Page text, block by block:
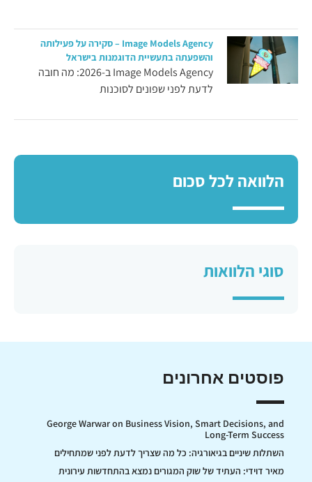
Image Models Agency – סקירה על פעילותה
והשפעתה בתעשיית הדוגמנות בישראל
Image Models Agency ב-2026: מה חובה
לדעת לפני שפונים לסוכנות
הלוואה לכל סכום
סוגי הלוואות
פוסטים אחרונים
George Warwar on Business Vision, Smart Decisions, and
Long-Term Success
השתלות שיניים בגיאורגיה: כל מה שצריך לדעת לפני שמתחילים
מאיר דוידי: העתיד של שוק המגורים נמצא בהתחדשות עירונית